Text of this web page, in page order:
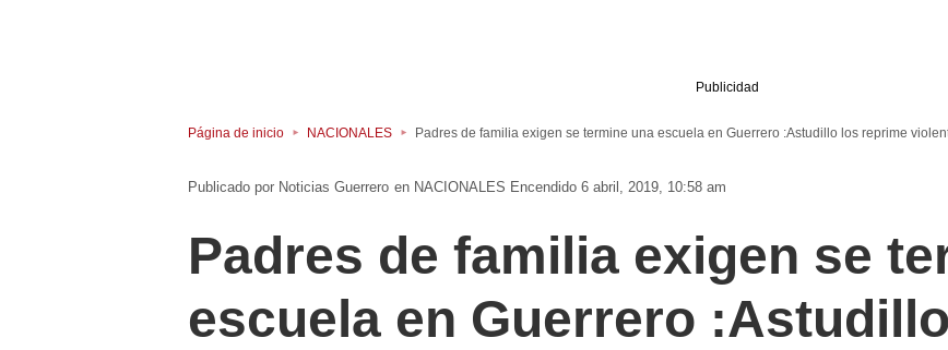
Publicidad
Página de inicio NACIONALES Padres de familia exigen se termine una escuela en Guerrero :Astudillo los reprime
Noticias Guerrero en NACIONALES Encendido 6 abril, 2019, 10:58 am
Padres de familia exigen se
escuela en Guerrero